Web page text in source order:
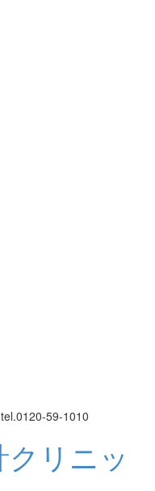
tel.0120-59-1010